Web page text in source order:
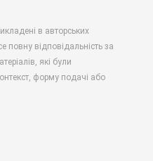
в авторських
повну відповідальність за
які були
форму подачі або